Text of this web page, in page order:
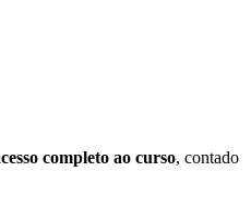
completo ao curso, contado